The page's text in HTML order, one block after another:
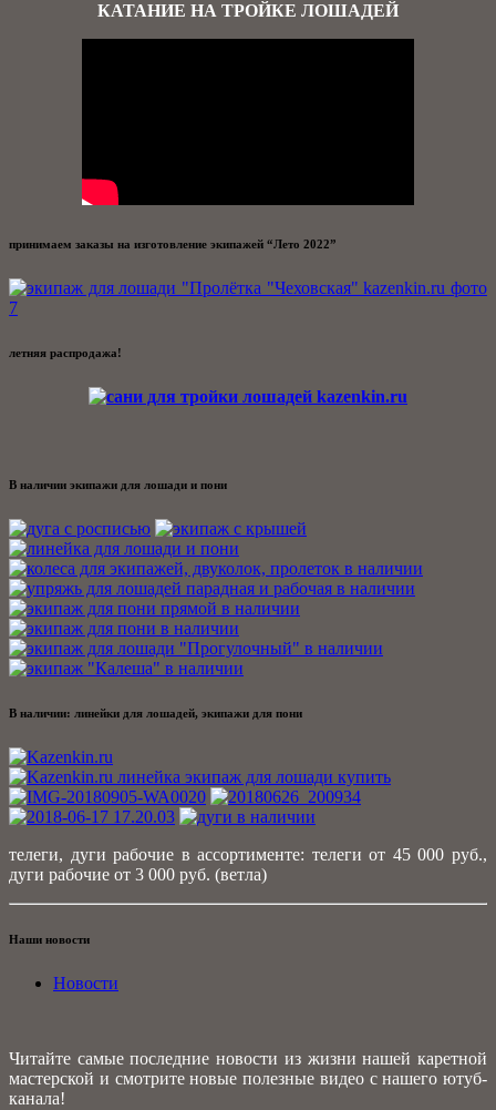
КАТАНИЕ НА ТРОЙКЕ ЛОШАДЕЙ
принимаем заказы на изготовление экипажей “Лето 2022”
летняя распродажа!
В наличии экипажи для лошади и пони
В наличии: линейки для лошадей, экипажи для пони
телеги, дуги рабочие в ассортименте: телеги от 45 000 руб.,
дуги рабочие от 3 000 руб. (ветла)
Наши новости
Новости
Читайте самые последние новости из жизни нашей каретной
мастерской и смотрите новые полезные видео с нашего ютуб-
канала!